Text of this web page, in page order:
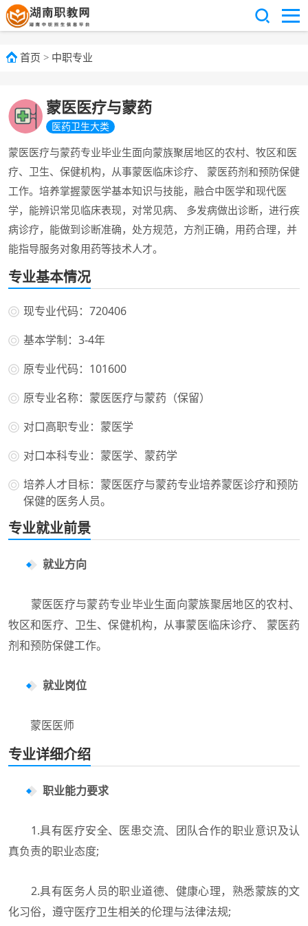
首页 > 中职专业
蒙医医疗与蒙药
医药卫生大类
蒙医医疗与蒙药专业毕业生面向蒙族聚居地区的农村、牧区和医
疗、卫生、保健机构，从事蒙医临床诊疗、 蒙医药剂和预防保健
工作。培养掌握蒙医学基本知识与技能，融合中医学和现代医
学，能辨识常见临床表现，对常见病、 多发病做出诊断，进行疾
病诊疗，能做到诊断准确，处方规范，方剂正确，用药合理，并
能指导服务对象用药等技术人才。
专业基本情况
现专业代码：720406
基本学制：3-4年
原专业代码：101600
原专业名称：蒙医医疗与蒙药（保留）
对口高职专业：蒙医学
对口本科专业：蒙医学、蒙药学
培养人才目标：蒙医医疗与蒙药专业培养蒙医诊疗和预防
保健的医务人员。
专业就业前景
就业方向
蒙医医疗与蒙药专业毕业生面向蒙族聚居地区的农村、
牧区和医疗、卫生、保健机构，从事蒙医临床诊疗、 蒙医药
剂和预防保健工作。
就业岗位
蒙医医师
专业详细介绍
职业能力要求
1.具有医疗安全、医患交流、团队合作的职业意识及认
真负责的职业态度;
2.具有医务人员的职业道德、健康心理，熟悉蒙族的文
化习俗，遵守医疗卫生相关的伦理与法律法规;